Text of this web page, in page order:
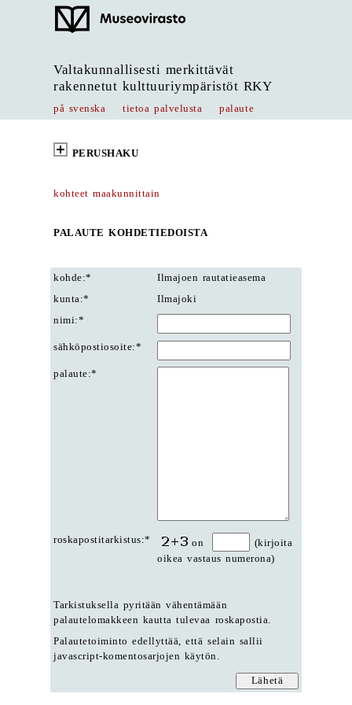
Valtakunnallisesti merkittävät
rakennetut kulttuuriympäristöt RKY
på svenska tietoa palvelusta palaute
PERUSHAKU
kohteet maakunnittain
PALAUTE KOHDETIEDOISTA
kohde:*
Ilmajoen rautatieasema
kunta:*
Ilmajoki
nimi:*
sähköpostiosoite:*
palaute:*
roskapostitarkistus:* on
(kirjoita
oikea vastaus numerona)
Tarkistuksella pyritään vähentämään
palautelomakkeen kautta tulevaa roskapostia.
Palautetoiminto edellyttää, että selain sallii
javascript-komentosarjojen käytön.